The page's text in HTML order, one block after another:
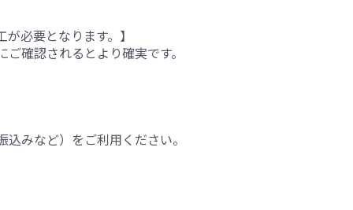
必要となります。】
確認されるとより確実です。
みなど）をご利用ください。